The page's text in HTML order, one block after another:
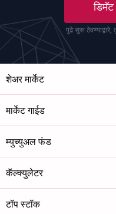
पुढे सुरू ठेवण्याद्वारे,
शेअर मार्केट
मार्केट गाईड
म्युच्युअल फंड
कॅल्क्युलेटर
टॉप स्टॉक